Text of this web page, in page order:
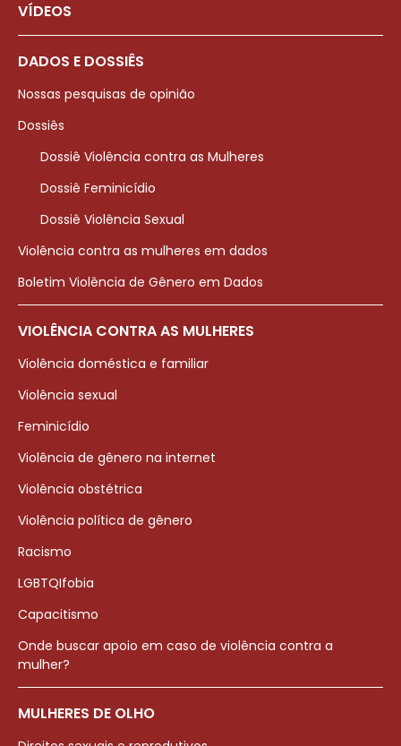
VÍDEOS
DADOS E DOSSIÊS
Nossas pesquisas de opinião
Dossiês
Dossiê Violência contra as Mulheres
Dossiê Feminicídio
Dossiê Violência Sexual
Violência contra as mulheres em dados
Boletim Violência de Gênero em Dados
VIOLÊNCIA CONTRA AS MULHERES
Violência doméstica e familiar
Violência sexual
Feminicídio
Violência de gênero na internet
Violência obstétrica
Violência política de gênero
Racismo
LGBTQIfobia
Capacitismo
Onde buscar apoio em caso de violência contra a
mulher?
MULHERES DE OLHO